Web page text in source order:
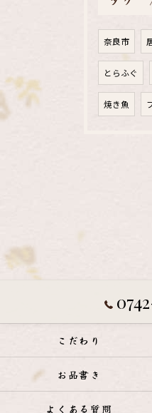
奈良市
とらふぐ
焼き魚
こだわり
お品書き
よくある質問